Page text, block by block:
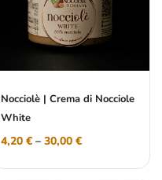
Nocciolè | Crema di Nocciole
White
4,20 € – 30,00 €